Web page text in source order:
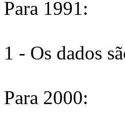
Para 1991:
1 - Os dados
Para 2000: